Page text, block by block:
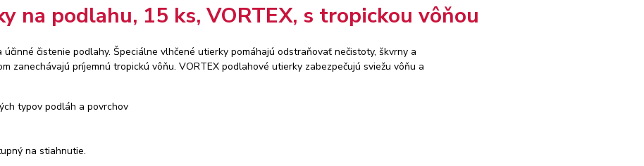
na podlahu, 15 ks, VORTEX, s tropickou vôňou
čistenie podlahy. Špeciálne vlhčené utierky pomáhajú odstraňovať nečistoty, škvrny a
zanechávajú príjemnú tropickú vôňu. VORTEX podlahové utierky zabezpečujú sviežu vôňu a
typov podláh a povrchov
na stiahnutie.